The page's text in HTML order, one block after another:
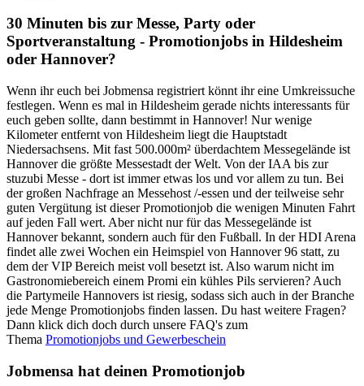
30 Minuten bis zur Messe, Party oder
Sportveranstaltung - Promotionjobs in Hildesheim
oder Hannover?
Wenn ihr euch bei Jobmensa registriert könnt ihr eine Umkreissuche
festlegen. Wenn es mal in Hildesheim gerade nichts interessants für
euch geben sollte, dann bestimmt in Hannover! Nur wenige
Kilometer entfernt von Hildesheim liegt die Hauptstadt
Niedersachsens. Mit fast 500.000m² überdachtem Messegelände ist
Hannover die größte Messestadt der Welt. Von der IAA bis zur
stuzubi Messe - dort ist immer etwas los und vor allem zu tun. Bei
der großen Nachfrage an Messehost /-essen und der teilweise sehr
guten Vergütung ist dieser Promotionjob die wenigen Minuten Fahrt
auf jeden Fall wert. Aber nicht nur für das Messegelände ist
Hannover bekannt, sondern auch für den Fußball. In der HDI Arena
findet alle zwei Wochen ein Heimspiel von Hannover 96 statt, zu
dem der VIP Bereich meist voll besetzt ist. Also warum nicht im
Gastronomiebereich einem Promi ein kühles Pils servieren? Auch
die Partymeile Hannovers ist riesig, sodass sich auch in der Branche
jede Menge Promotionjobs finden lassen. Du hast weitere Fragen?
Dann klick dich doch durch unsere FAQ's zum
Thema Promotionjobs und Gewerbeschein
Jobmensa hat deinen Promotionjob